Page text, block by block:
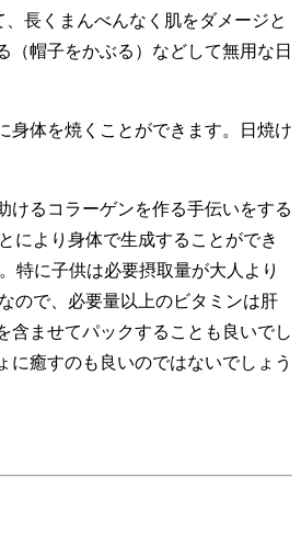
長くまんべんなく肌をダメージと
帽子をかぶる）などして無用な日
体を焼くことができます。日焼け
るコラーゲンを作る手伝いをする
により身体で生成することができ
特に子供は必要摂取量が大人より
ので、必要量以上のビタミンは肝
含ませてパックすることも良いでし
癒すのも良いのではないでしょう